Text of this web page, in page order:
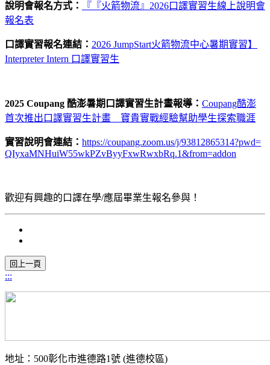
說明會報名方式： 『 『火箭物流』 2026口譯實習生線上說明會
報名表
口譯實習報名連結： 2026 JumpStart火箭物流中心暑期實習】
Interpreter Intern 口譯實習生
2025 Coupang 酷澎暑期口譯實習生計畫報導： Coupang酷澎
首次推出口譯實習生計畫 寶貴實戰經驗幫助學生探索職涯
實習說明會連結： https://coupang.zoom.us/j/93812865314?pwd=
QIyxaMNHuiW55wkPZvByyFxwRwxbRq.1&from=addon
歡迎有興趣的口譯在學/應屆畢業生報名參與！
:::
地址：500彰化市進德路1號 (進德校區)